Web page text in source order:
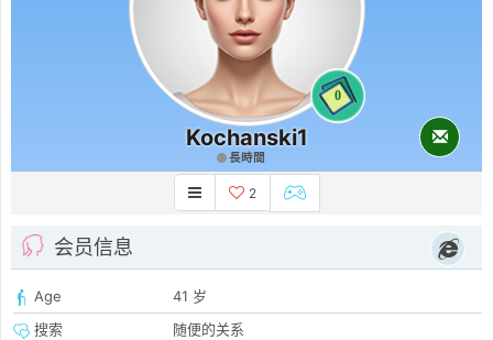
0
Kochanski1
長時間
2
会员信息
Age
41 岁
搜索
随便的关系